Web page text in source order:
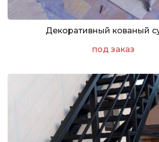
Декоративный кованый
под заказ